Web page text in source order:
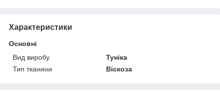
Характеристики
Основні
Вид виробу
Туніка
Тип тканини
Віскоза